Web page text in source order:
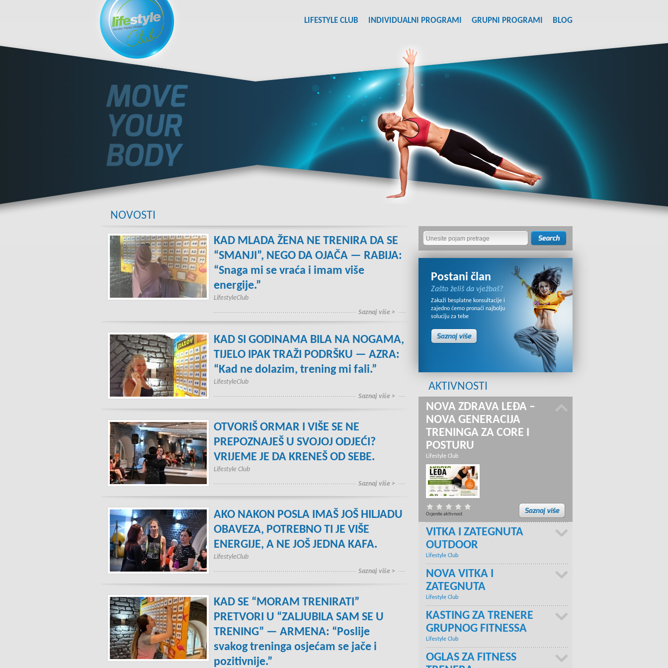
LIFESTYLE CLUB INDIVIDUALNI PROGRAMI GRUPNI PROGRAMI BLOG
NOVOSTI
KAD MLADA ŽENA NE TRENIRA DA SE
“SMANJI”, NEGO DA OJAČA — RABIJA:
“Snaga mi se vraća i imam više
energije.”
LifestyleClub
Saznaj više >
KAD SI GODINAMA BILA NA NOGAMA,
TIJELO IPAK TRAŽI PODRŠKU — AZRA:
“Kad ne dolazim, trening mi fali.”
LifestyleClub
Saznaj više >
OTVORIŠ ORMAR I VIŠE SE NE
PREPOZNAJEŠ U SVOJOJ ODJEĆI?
VRIJEME JE DA KRENEŠ OD SEBE.
Lifestyle Club
Saznaj više >
AKO NAKON POSLA IMAŠ JOŠ HILJADU
OBAVEZA, POTREBNO TI JE VIŠE
ENERGIJE, A NE JOŠ JEDNA KAFA.
LifestyleClub
Saznaj više >
KAD SE “MORAM TRENIRATI”
PRETVORI U “ZALJUBILA SAM SE U
TRENING” — ARMENA: “Poslije
svakog treninga osjećam se jače i
pozitivnije.”
Postani član
Zašto želiš da vježbaš?
Zakaži besplatne konsultacije i
zajedno ćemo pronaći najbolju
soluciju za tebe
AKTIVNOSTI
NOVA ZDRAVA LEĐA –
NOVA GENERACIJA
TRENINGA ZA CORE I
POSTURU
Lifestyle Club
Ocjenite aktivnost
VITKA I ZATEGNUTA
OUTDOOR
Lifestyle Club
NOVA VITKA I
ZATEGNUTA
Lifestyle Club
KASTING ZA TRENERE
GRUPNOG FITNESSA
Lifestyle Club
OGLAS ZA FITNESS